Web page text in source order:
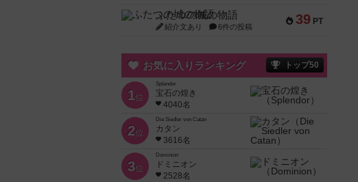
39 PT
ふたつの城の物語
紹介文あり 6件の投稿
お気に入りランキング トップ50
1位
Splendor
宝石の煌き
4040名
2位
Die Siedler von Catan
カタン
3616名
3位
Dominion
ドミニオン
2528名